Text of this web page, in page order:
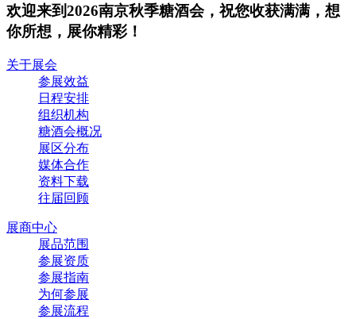
欢迎来到2026南京秋季糖酒会，祝您收获满满，想
你所想，展你精彩！
关于展会
参展效益
日程安排
组织机构
糖酒会概况
展区分布
媒体合作
资料下载
往届回顾
展商中心
展品范围
参展资质
参展指南
为何参展
参展流程